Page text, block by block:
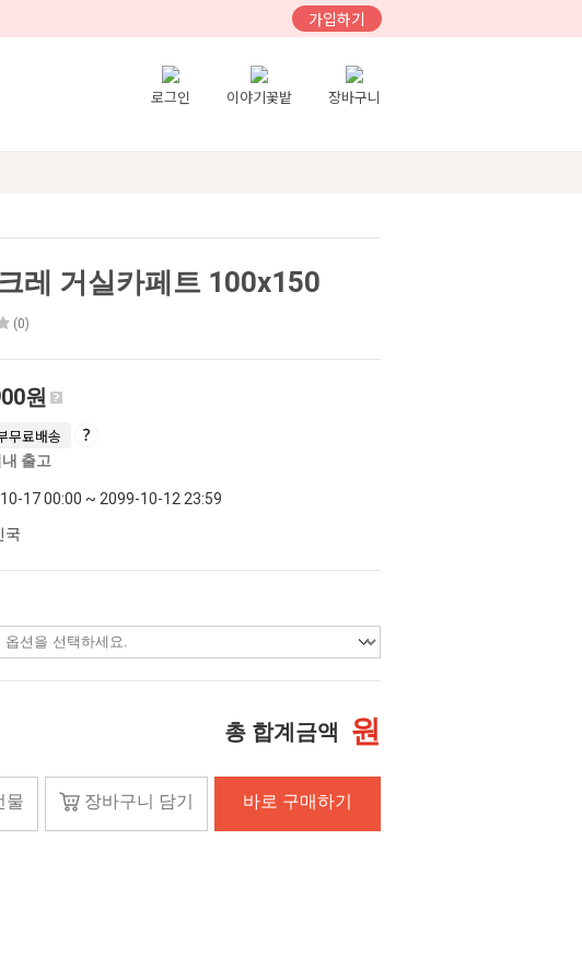
가입하기
로그인 이야기꽃밭 장바구니
레 거실카페트 100x150
(0)
원
무료배송
출고
17 00:00 ~ 2099-10-12 23:59
국
총 합계금액 원
물 장바구니 담기 바로 구매하기